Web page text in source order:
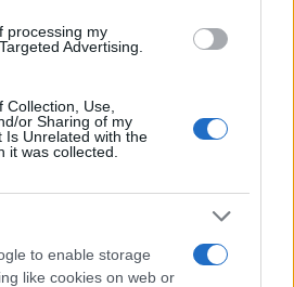
processing my
Advertising.
Use,
or Sharing of my
Is Unrelated with the
it was collected.
to enable storage
like cookies on web or
la tech : Apple contre OpenAI